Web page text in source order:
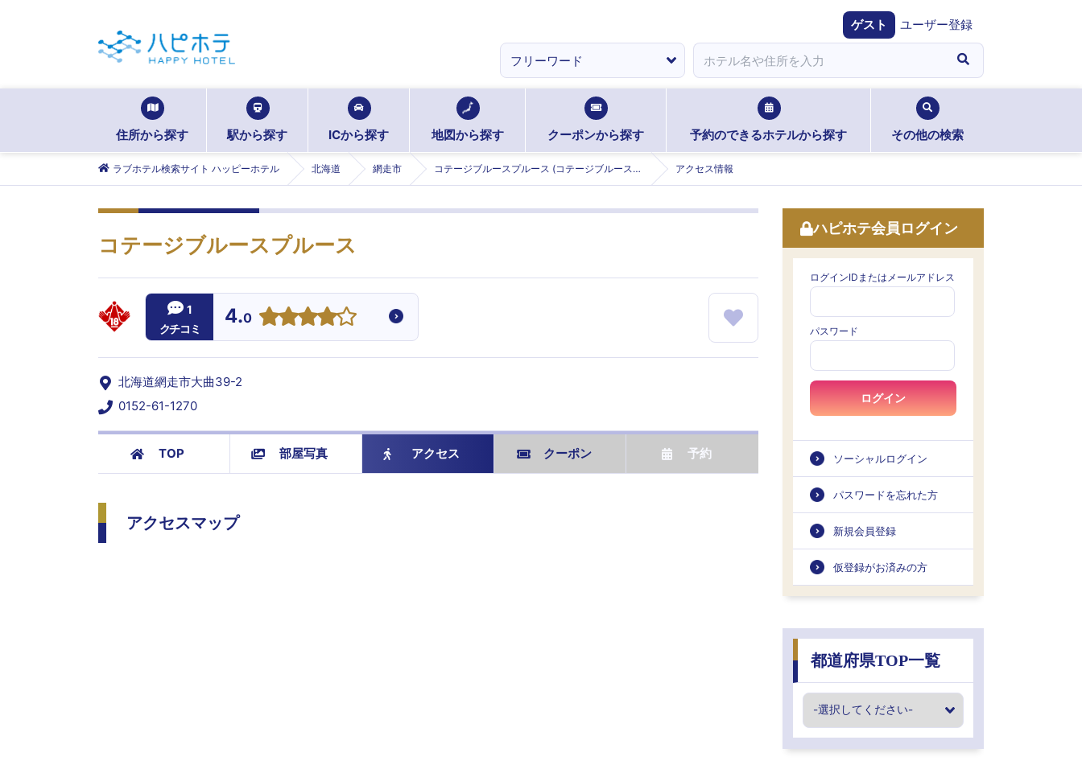
ゲスト ユーザー登録
住所から探す 駅から探す ICから探す 地図から探す クーポンから探す 予約のできるホテルから探す その他の検索
ラブホテル検索サイト ハッピーホテル 北海道 網走市 コテージブルースプルース (コテージブルースプルース) アクセス情報
コテージブルースプルース
1
クチコミ
4.0
北海道網走市大曲39-2
0152-61-1270
TOP 部屋写真 アクセス クーポン 予約
アクセスマップ
ハピホテ会員ログイン
ログインIDまたはメールアドレス
パスワード
ログイン
ソーシャルログイン
パスワードを忘れた方
新規会員登録
仮登録がお済みの方
都道府県TOP一覧